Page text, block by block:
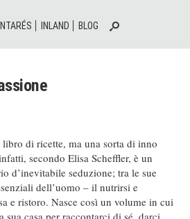
INLAND BLOG
di ricette, ma una sorta di inno
secondo Elisa Scheffler, è un
d’inevitabile seduzione; tra le sue
dell’uomo – il nutrirsi e
e ristoro. Nasce così un volume in cui
sua casa per raccontarci di sé, darci